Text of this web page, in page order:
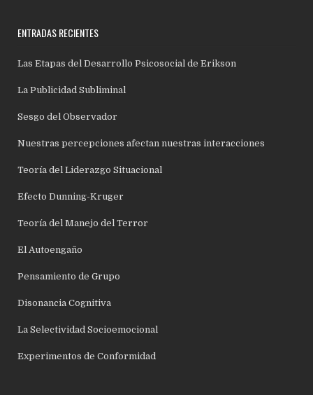
ENTRADAS RECIENTES
Las Etapas del Desarrollo Psicosocial de Erikson
La Publicidad Subliminal
Sesgo del Observador
Nuestras percepciones afectan nuestras interacciones
Teoría del Liderazgo Situacional
Efecto Dunning-Kruger
Teoría del Manejo del Terror
El Autoengaño
Pensamiento de Grupo
Disonancia Cognitiva
La Selectividad Socioemocional
Experimentos de Conformidad